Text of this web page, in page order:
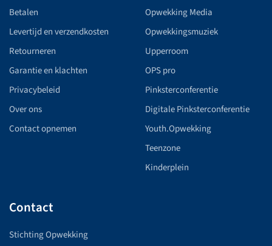
Betalen
Levertijd en verzendkosten
Retourneren
Garantie en klachten
Privacybeleid
Over ons
Contact opnemen
Opwekking Media
Opwekkingsmuziek
Upperroom
OPS pro
Pinksterconferentie
Digitale Pinksterconferentie
Youth.Opwekking
Teenzone
Kinderplein
Contact
Stichting Opwekking